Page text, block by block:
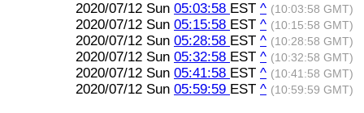
2020/07/12 Sun 05:03:58 EST ^ (10:03:58 GMT)
2020/07/12 Sun 05:15:58 EST ^ (10:15:58 GMT)
2020/07/12 Sun 05:28:58 EST ^ (10:28:58 GMT)
2020/07/12 Sun 05:32:58 EST ^ (10:32:58 GMT)
2020/07/12 Sun 05:41:58 EST ^ (10:41:58 GMT)
2020/07/12 Sun 05:59:59 EST ^ (10:59:59 GMT)